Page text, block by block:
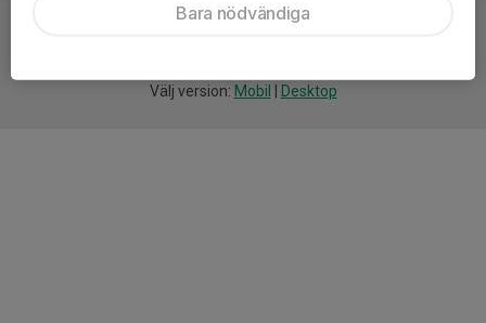
Välj version: Mobil Desktop
Bara nödvändiga